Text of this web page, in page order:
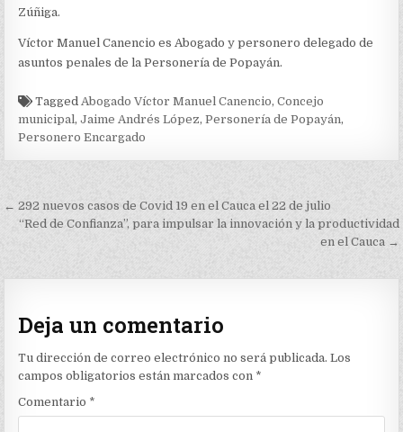
Zúñiga.
Víctor Manuel Canencio es Abogado y personero delegado de
asuntos penales de la Personería de Popayán.
TaggedAbogado Víctor Manuel Canencio,Concejo
municipal,Jaime Andrés López,Personería de Popayán,
Personero Encargado
Navegación
de
← 292 nuevos casos de Covid 19 en el Cauca el 22 de julio
“Red de Confianza”, para impulsar la innovación y la productividad
en el Cauca →
Deja un comentario
Tu dirección de correo electrónico no será publicada. Los
campos obligatorios están marcados con *
Comentario *